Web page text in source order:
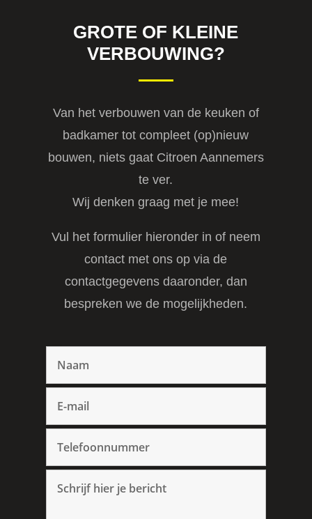
GROTE OF KLEINE
VERBOUWING?
Van het verbouwen van de keuken of
badkamer tot compleet (op)nieuw
bouwen, niets gaat Citroen Aannemers
te ver.
Wij denken graag met je mee!
Vul het formulier hieronder in of neem
contact met ons op via de
contactgegevens daaronder, dan
bespreken we de mogelijkheden.